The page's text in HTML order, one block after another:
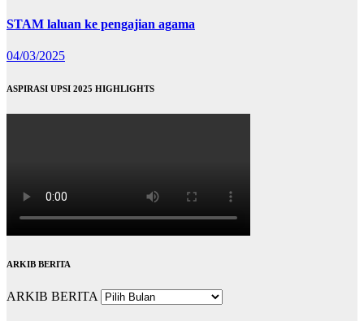
STAM laluan ke pengajian agama
04/03/2025
ASPIRASI UPSI 2025 HIGHLIGHTS
ARKIB BERITA
ARKIB BERITA